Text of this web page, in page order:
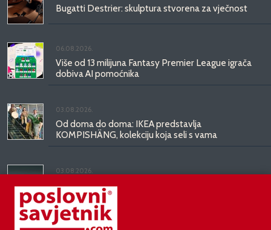
Bugatti Destrier: skulptura stvorena za vječnost
06.08.2026.
Više od 13 milijuna Fantasy Premier League igrača
dobiva AI pomoćnika
03.08.2026.
Od doma do doma: IKEA predstavlja
KOMPISHÄNG, kolekciju koja seli s vama
03.08.2026.
Kineski BYD predstavio luksuznu limuzinu veću od
Mercedesove S-klase, obećava domet do 1.000
kilometara